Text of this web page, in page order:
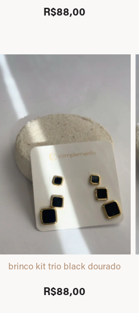
R$88,00
brinco kit trio black dourado
R$88,00